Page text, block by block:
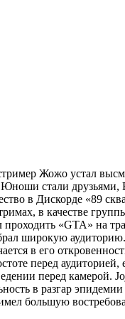
Жожо устал
Юноши стали друзьями,
в Дискорде «89
в качестве
проходить «GTA» на
широкую
в его
перед
перед камерой.
в разгар
большую